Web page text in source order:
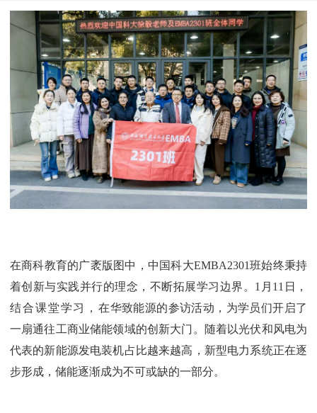
在商科教育的广袤版图中，中国科大EMBA2301班始终秉持
着创新与实践并行的理念，不断拓展学习边界。1月11日，
结合课堂学习，在华致能源的参访活动，为学员们开启了
一扇通往工商业储能领域的创新大门。随着以光伏和风电为
代表的新能源发电装机占比越来越高，新型电力系统正在逐
步形成，储能逐渐成为不可或缺的一部分。